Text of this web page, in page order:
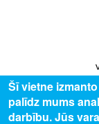
© 2025 Valsts
Šī vietne
palīdz mums
darbību. Jūs